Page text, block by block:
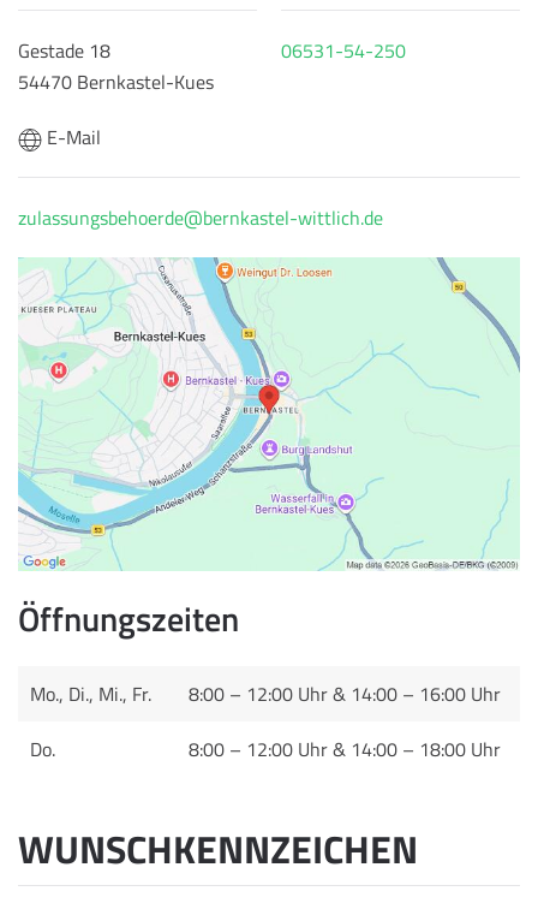
Gestade 18
54470 Bernkastel-Kues
06531-54-250
E-Mail
zulassungsbehoerde@bernkastel-wittlich.de
Öffnungszeiten
Mo., Di., Mi., Fr.
8:00 – 12:00 Uhr & 14:00 – 16:00 Uhr
Do.
8:00 – 12:00 Uhr & 14:00 – 18:00 Uhr
WUNSCHKENNZEICHEN